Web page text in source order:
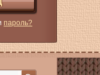
пароль?